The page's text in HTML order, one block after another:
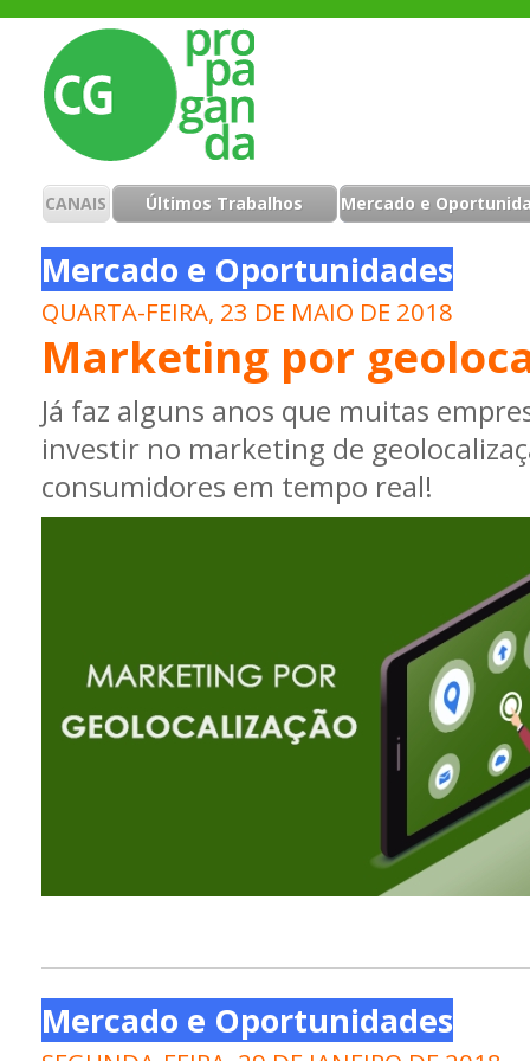
CANAIS Últimos Trabalhos Mercado e
Mercado e Oportunidades
QUARTA-FEIRA, 23 DE MAIO DE 2018
Marketing por
Já faz alguns anos que muitas
investir no marketing de
consumidores em tempo real!
Mercado e Oportunidades